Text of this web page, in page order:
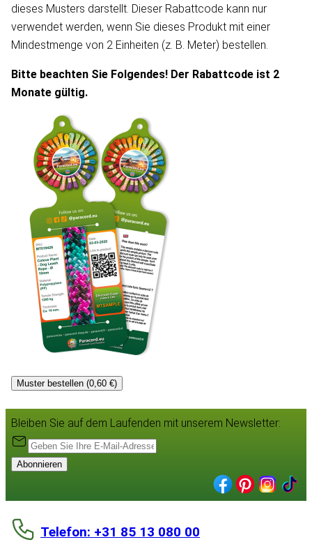
dieses Musters darstellt. Dieser Rabattcode kann nur
verwendet werden, wenn Sie dieses Produkt mit einer
Mindestmenge von 2 Einheiten (z. B. Meter) bestellen.
Bitte beachten Sie Folgendes! Der Rabattcode ist 2
Monate gültig.
Muster bestellen (0,60 €)
Bleiben Sie auf dem Laufenden mit unserem Newsletter:
Abonnieren
Telefon: +31 85 13 080 00